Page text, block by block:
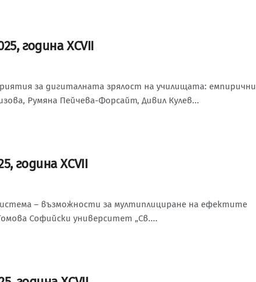
година XCVII
за дигиталната зрялост на училищата: емпирични
Румяна Пейчева-Форсайт, Дивил Кулев...
година XCVII
– възможности за мултиплициране на ефектите
Софийски университет „Св....